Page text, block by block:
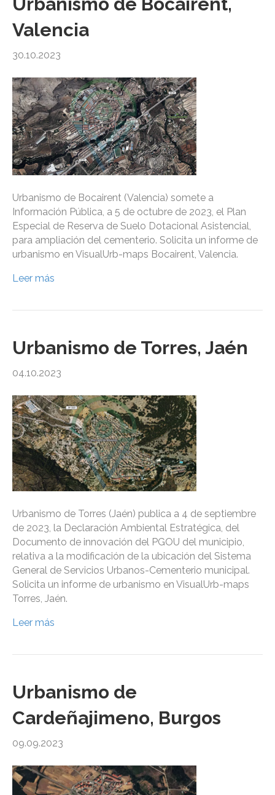
Valencia
30.10.2023
Urbanismo de Bocairent (Valencia) somete a
Información Pública, a 5 de octubre de 2023, el Plan
Especial de Reserva de Suelo Dotacional Asistencial,
para ampliación del cementerio. Solicita un informe de
urbanismo en VisualUrb-maps Bocairent, Valencia.
Leer más
Urbanismo de Torres, Jaén
04.10.2023
Urbanismo de Torres (Jaén) publica a 4 de septiembre
de 2023, la Declaración Ambiental Estratégica, del
Documento de innovación del PGOU del municipio,
relativa a la modificación de la ubicación del Sistema
General de Servicios Urbanos-Cementerio municipal.
Solicita un informe de urbanismo en VisualUrb-maps
Torres, Jaén.
Leer más
Urbanismo de
Cardeñajimeno, Burgos
09.09.2023